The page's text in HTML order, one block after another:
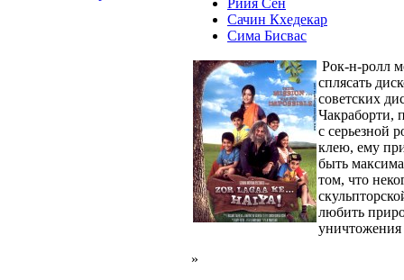
Сачин Кхедекар
Сима Бисвас
Рок-н-ролл
сплясать
советских
Чакраборти,
с серьезной
клею, ему
быть
том, что
любить
»